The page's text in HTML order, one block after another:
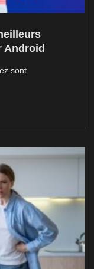
Android
sont